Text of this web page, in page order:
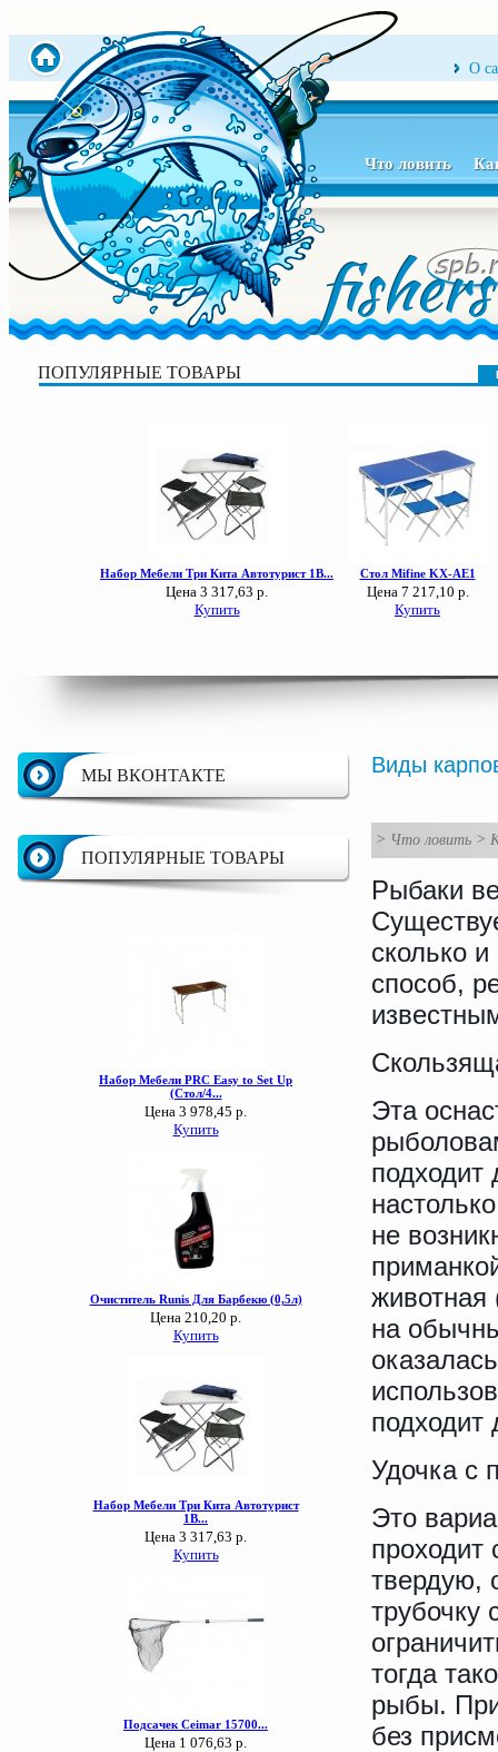
О
Что ловить
ПОПУЛЯРНЫЕ ТОВАРЫ
МЫ ВКОНТАКТЕ
ПОПУЛЯРНЫЕ ТОВАРЫ
Виды
> Что ловить >
Рыбаки
сколько
способ,
Эта
подходит
не
животная
на
подходит
Удочка с
Это
проходит
твердую,
трубочку
тогда
рыбы.
без